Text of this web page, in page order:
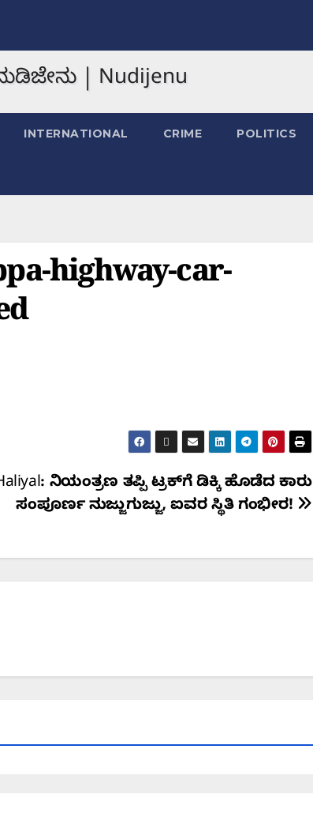
INTERNATIONAL CRIME POLITICS
highway-car-
ನಿಯಂತ್ರಣ ತಪ್ಪಿ ಟ್ರಕ್‌ಗೆ ಡಿಕ್ಕಿ ಹೊಡೆದ ಕಾರು
ಸಂಪೂರ್ಣ ನುಜ್ಜುಗುಜ್ಜು, ಐವರ ಸ್ಥಿತಿ ಗಂಭೀರ!